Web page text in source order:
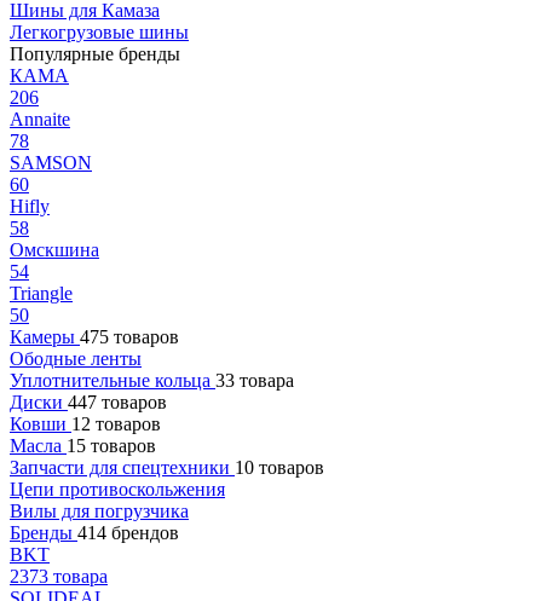
Шины для Камаза
Легкогрузовые шины
Популярные бренды
КАМА
206
Annaite
78
SAMSON
60
Hifly
58
Омскшина
54
Triangle
50
Камеры 475 товаров
Ободные ленты
Уплотнительные кольца 33 товара
Диски 447 товаров
Ковши 12 товаров
Масла 15 товаров
Запчасти для спецтехники 10 товаров
Цепи противоскольжения
Вилы для погрузчика
Бренды 414 брендов
BKT
2373 товара